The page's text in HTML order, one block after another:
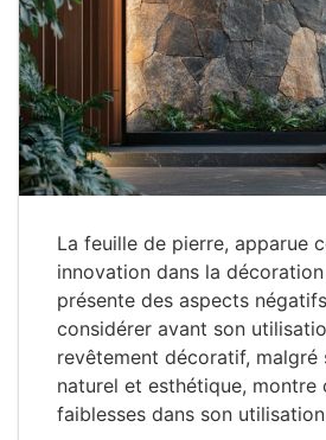
La feuille de pierre, apparue
innovation dans la décoration
présente des aspects
considérer avant son
revêtement décoratif, malgré
naturel et esthétique, montre
faiblesses dans son